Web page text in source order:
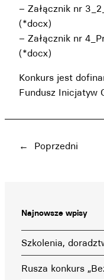
– Załącznik nr
(*docx)
– Załącznik nr
(*docx)
Konkurs jest
Fundusz Inicjatyw
← Poprzedni
Najnowsze wpisy
Szkolenia,
Rusza konkurs